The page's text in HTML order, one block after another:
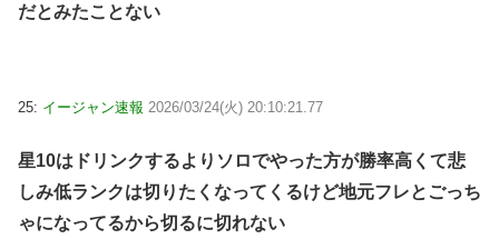
だとみたことない
25: イージャン速報 2026/03/24(火) 20:10:21.77
星10はドリンクするよりソロでやった方が勝率高くて悲
しみ低ランクは切りたくなってくるけど地元フレとごっち
ゃになってるから切るに切れない